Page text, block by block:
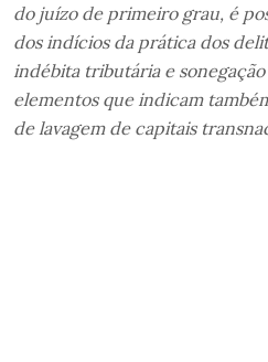
do juízo de primeiro grau, é
dos indícios da prática dos
indébita tributária e
elementos que indicam
de lavagem de capitais